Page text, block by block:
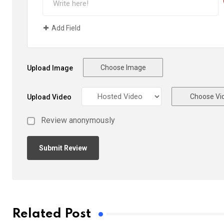
Add Field
Upload Image Choose Image
Upload Video Choose
Review anonymously
Related Post